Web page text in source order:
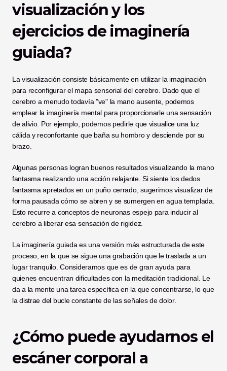
visualización y los
ejercicios de imaginería
guiada?
La visualización consiste básicamente en utilizar la imaginación
para reconfigurar el mapa sensorial del cerebro. Dado que el
cerebro a menudo todavía "ve" la mano ausente, podemos
emplear la imaginería mental para proporcionarle una sensación
de alivio. Por ejemplo, podemos pedirle que visualice una luz
cálida y reconfortante que baña su hombro y desciende por su
brazo.
Algunas personas logran buenos resultados visualizando la mano
fantasma realizando una acción relajante. Si siente los dedos
fantasma apretados en un puño cerrado, sugerimos visualizar de
forma pausada cómo se abren y se sumergen en agua templada.
Esto recurre a conceptos de neuronas espejo para inducir al
cerebro a liberar esa sensación de rigidez.
La imaginería guiada es una versión más estructurada de este
proceso, en la que se sigue una grabación que le traslada a un
lugar tranquilo. Consideramos que es de gran ayuda para
quienes encuentran dificultades con la meditación tradicional. Le
da a la mente una tarea específica en la que concentrarse, lo que
la distrae del bucle constante de las señales de dolor.
¿Cómo puede ayudarnos el
escáner corporal a